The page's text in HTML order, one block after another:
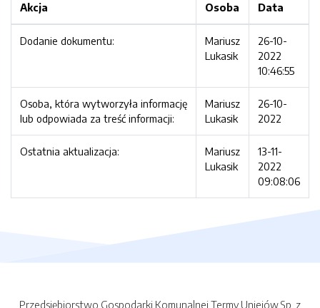
Akcja Osoba Data
Dodanie dokumentu:
Mariusz
Lukasik
26-10-
2022
10:46:55
Osoba, która wytworzyła informację
lub odpowiada za treść informacji:
Mariusz
Lukasik
26-10-
2022
Ostatnia aktualizacja:
Mariusz
Lukasik
13-11-
2022
09:08:06
Przedsiębiorstwo Gospodarki Komunalnej Termy Uniejów Sp. z